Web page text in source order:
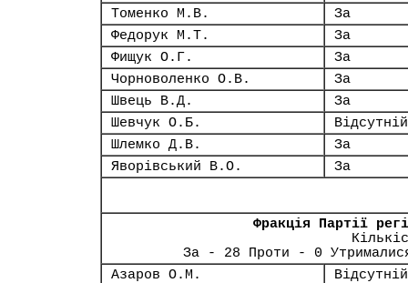
Томенко М.В.
За
Федорук М.Т.
За
Фищук О.Г.
За
Чорноволенко О.В.
За
Швець В.Д.
За
Шевчук О.Б.
Відсутній
Шлемко Д.В.
За
Яворівський В.О.
За
Фракція Партії
За - 28 Проти - 0
Азаров О.М.
Відсутній